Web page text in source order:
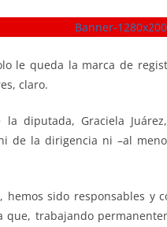
le queda la marca de
claro.
la diputada, Graciela
de la dirigencia ni –al
hemos sido responsables y
que, trabajando